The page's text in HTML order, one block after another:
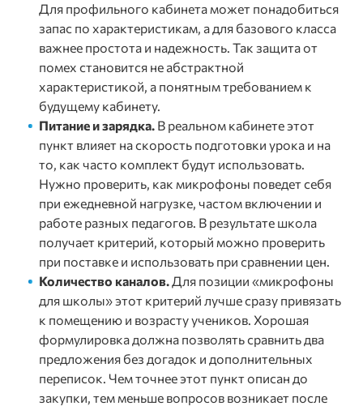
Для профильного кабинета может понадобиться
запас по характеристикам, а для базового класса
важнее простота и надежность. Так защита от
помех становится не абстрактной
характеристикой, а понятным требованием к
будущему кабинету.
Питание и зарядка. В реальном кабинете этот
пункт влияет на скорость подготовки урока и на
то, как часто комплект будут использовать.
Нужно проверить, как микрофоны поведет себя
при ежедневной нагрузке, частом включении и
работе разных педагогов. В результате школа
получает критерий, который можно проверить
при поставке и использовать при сравнении цен.
Количество каналов.Для позиции «микрофоны
для школы» этот критерий лучше сразу привязать
к помещению и возрасту учеников. Хорошая
формулировка должна позволять сравнить два
предложения без догадок и дополнительных
переписок. Чем точнее этот пункт описан до
закупки, тем меньше вопросов возникает после